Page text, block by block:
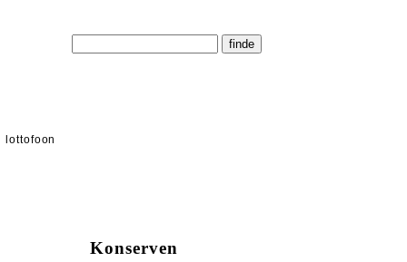
lottofoon
Konserven